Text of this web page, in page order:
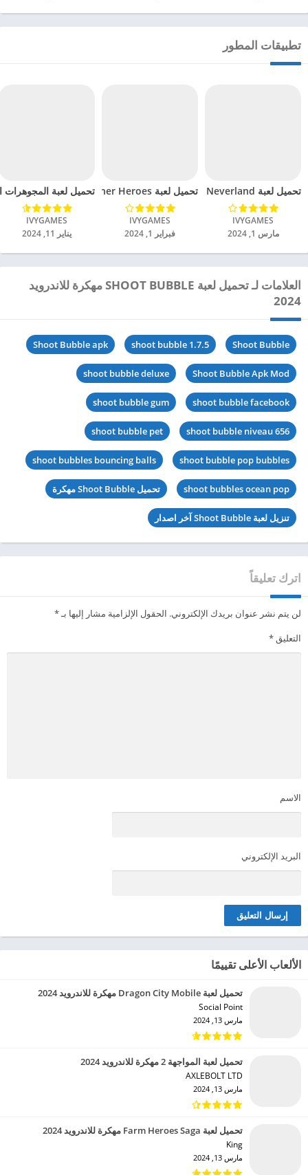
تطبيقات المطور
تحميل لعبة Merge Neverland مهكرة للاندرويد 2024
IVYGAMES‏
مارس 1, 2024
تحميل لعبة Runner Heroes مهكرة للاندرويد 2024
IVYGAMES‏
فبراير 1, 2024
تحميل لعبة المجوهرات
IVYGAMES‏
يناير 11, 2024
العلامات لـ تحميل لعبة SHOOT BUBBLE مهكرة للاندرويد
2024
Shoot Bubble
shoot bubble 1.7.5
Shoot Bubble apk
Shoot Bubble Apk Mod
shoot bubble deluxe
shoot bubble facebook
shoot bubble gum
shoot bubble niveau 656
shoot bubble pet
shoot bubble pop bubbles
shoot bubbles bouncing balls
shoot bubbles ocean pop تحميل Shoot Bubble مهكرة
تنزيل لعبة Shoot Bubble آخر اصدار
اترك تعليقاً
لن يتم نشر عنوان بريدك الإلكتروني. الحقول الإلزامية مشار إليها بـ*
التعليق*
الاسم
البريد الإلكتروني
الألعاب الأعلى تقييمًا
تحميل لعبة Dragon City Mobile مهكرة للاندرويد 2024
Social Point‏
مارس 13, 2024
تحميل لعبة المواجهة 2 مهكرة للاندرويد 2024
AXLEBOLT LTD‏
مارس 13, 2024
تحميل لعبة Farm Heroes Saga مهكرة للاندرويد 2024
King‏
مارس 13, 2024